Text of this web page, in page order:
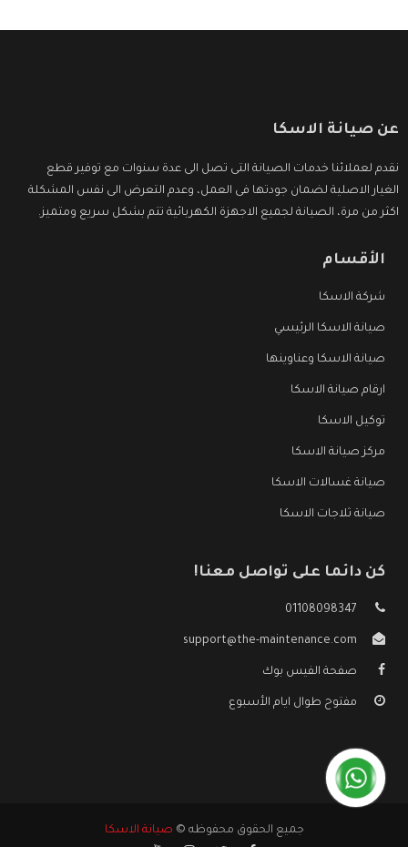
عن صيانة الاسكا
نقدم لعملائنا خدمات الصيانة التى تصل الى عدة سنوات مع توفير قطع
الغيار الاصلية لضمان جودتها فى العمل، وعدم التعرض الى نفس المشكلة
اكثر من مرة، الصيانة لجميع الاجهزة الكهربائية تتم بشكل سريع ومتميز.
الأقسام
شركة الاسكا
صيانة الاسكا الرئيسي
صيانة الاسكا وعناوينها
ارقام صيانة الاسكا
توكيل الاسكا
مركز صيانة الاسكا
صيانة غسالات الاسكا
صيانة ثلاجات الاسكا
كن دائما على تواصل معنا!
01108098347
support@the-maintenance.com
صفحة الفيس بوك
مفتوح طوال ايام الأسبوع
جميع الحقوق محفوظه © صيانة الاسكا